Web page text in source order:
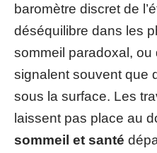
baromètre discret de
déséquilibre dans les
sommeil paradoxal,
signalent souvent que
sous la surface. Les
laissent pas place au
sommeil et santé